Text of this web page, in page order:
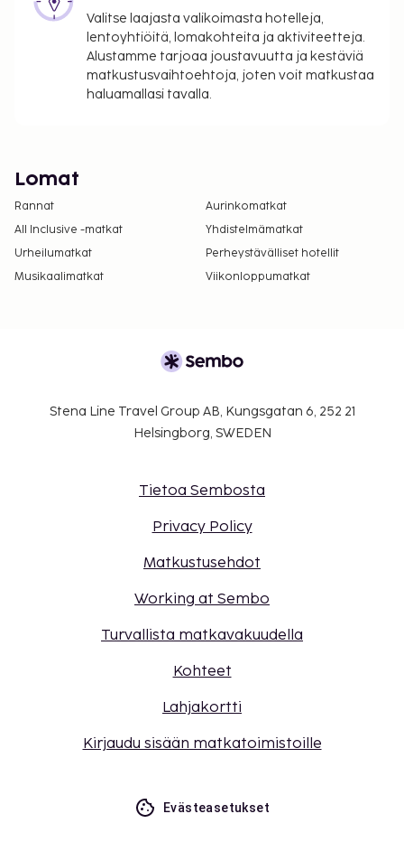
Valitse laajasta valikoimasta hotelleja,
lentoyhtiöitä, lomakohteita ja aktiviteetteja.
Alustamme tarjoaa joustavuutta ja kestäviä
matkustusvaihtoehtoja, joten voit matkustaa
haluamallasi tavalla.
Lomat
Rannat
Aurinkomatkat
All Inclusive -matkat
Yhdistelmämatkat
Urheilumatkat
Perheystävälliset hotellit
Musikaalimatkat
Viikonloppumatkat
Stena Line Travel Group AB, Kungsgatan 6, 252 21
Helsingborg, SWEDEN
Tietoa Sembosta
Privacy Policy
Matkustusehdot
Working at Sembo
Turvallista matkavakuudella
Kohteet
Lahjakortti
Kirjaudu sisään matkatoimistoille
Evästeasetukset